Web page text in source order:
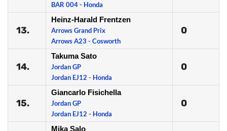
BAR 004 - Honda
13.
Heinz-Harald Frentzen
Arrows Grand Prix
Arrows A23 - Cosworth
0
14.
Takuma Sato
Jordan GP
Jordan EJ12 - Honda
0
15.
Giancarlo Fisichella
Jordan GP
Jordan EJ12 - Honda
0
Mika Salo